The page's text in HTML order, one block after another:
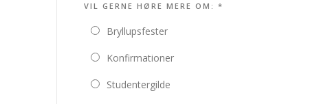
VIL GERNE HØRE MERE OM: *
Bryllupsfester
Konfirmationer
Studentergilde